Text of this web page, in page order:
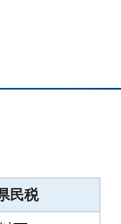
民税